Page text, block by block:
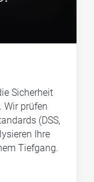
Sicherheit
Wir prüfen
(DSS,
Ihre
Tiefgang.